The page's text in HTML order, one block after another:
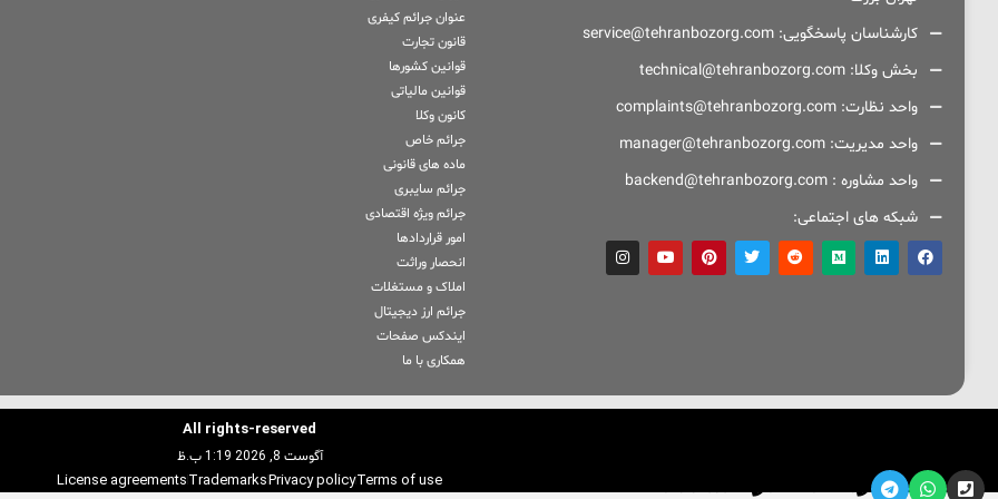
کارشناسان پاسخگویی: service@tehranbozorg.com
بخش وکلا: technical@tehranbozorg.com
واحد نظارت: complaints@tehranbozorg.com
واحد مدیریت: manager@tehranbozorg.com
واحد مشاوره : backend@tehranbozorg.com
شبکه های اجتماعی:
عنوان جرائم کیفری
قانون تجارت
قوانین کشورها
قوانین مالیاتی
کانون وکلا
جرائم خاص
ماده های قانونی
جرائم سایبری
جرائم ویژه اقتصادی
امور قراردادها
انحصار وراثت
املاک و مستغلات
جرائم ارز دیجیتال
ایندکس صفحات
همکاری با ما
All rights-reserved
آگوست 8, 2026 1:19 ب.ظ
Terms of use
Privacy policy
Trademarks
License agreements 021-91099193
093-39535772